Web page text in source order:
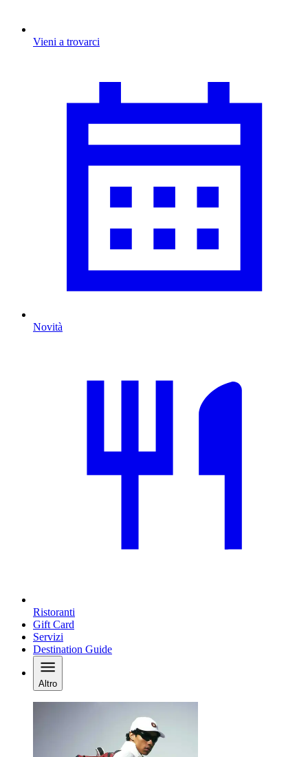
Vieni a trovarci
Novità
Ristoranti
Gift Card
Servizi
Destination Guide
Altro